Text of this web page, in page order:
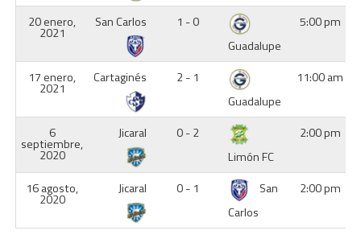
20 enero,
2021
San Carlos
1 - 0
Guadalupe
5:00 pm
17 enero,
2021
Cartaginés
2 - 1
Guadalupe
11:00 am
6
septiembre,
2020
Jicaral
0 - 2
Limón FC
2:00 pm
16 agosto,
2020
Jicaral 0 - 1
San
Carlos
2:00 pm